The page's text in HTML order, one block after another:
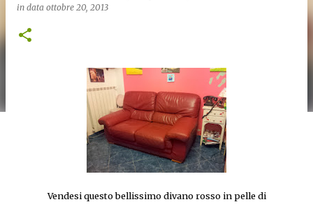
in data ottobre 20, 2013
Vendesi questo bellissimo divano rosso in pelle di